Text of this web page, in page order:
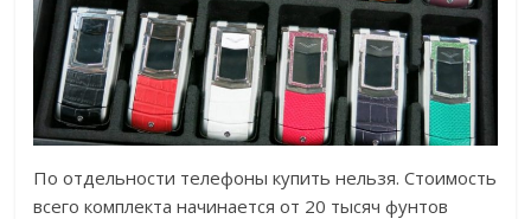
По отдельности телефоны купить нельзя. Стоимость
всего комплекта начинается от 20 тысяч фунтов